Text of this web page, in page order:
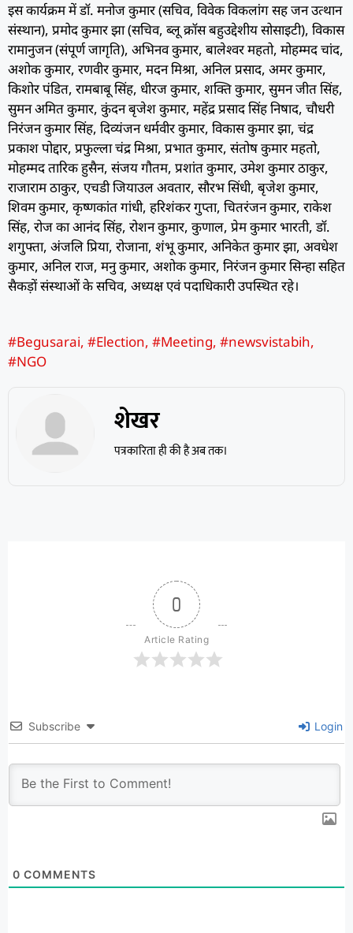
इस कार्यक्रम में डॉ. मनोज कुमार (सचिव, विवेक विकलांग सह जन उत्थान
संस्थान), प्रमोद कुमार झा (सचिव, ब्लू क्रॉस बहुउद्देशीय सोसाइटी), विकास
रामानुजन (संपूर्ण जागृति), अभिनव कुमार, बालेश्वर महतो, मोहम्मद चांद,
अशोक कुमार, रणवीर कुमार, मदन मिश्रा, अनिल प्रसाद, अमर कुमार,
किशोर पंडित, रामबाबू सिंह, धीरज कुमार, शक्ति कुमार, सुमन जीत सिंह,
सुमन अमित कुमार, कुंदन बृजेश कुमार, महेंद्र प्रसाद सिंह निषाद, चौधरी
निरंजन कुमार सिंह, दिव्यंजन धर्मवीर कुमार, विकास कुमार झा, चंद्र
प्रकाश पोद्दार, प्रफुल्ला चंद्र मिश्रा, प्रभात कुमार, संतोष कुमार महतो,
मोहम्मद तारिक हुसैन, संजय गौतम, प्रशांत कुमार, उमेश कुमार ठाकुर,
राजाराम ठाकुर, एचडी जियाउल अवतार, सौरभ सिंधी, बृजेश कुमार,
शिवम कुमार, कृष्णकांत गांधी, हरिशंकर गुप्ता, चितरंजन कुमार, राकेश
सिंह, रोज का आनंद सिंह, रोशन कुमार, कुणाल, प्रेम कुमार भारती, डॉ.
शगुफ्ता, अंजलि प्रिया, रोजाना, शंभू कुमार, अनिकेत कुमार झा, अवधेश
कुमार, अनिल राज, मनु कुमार, अशोक कुमार, निरंजन कुमार सिन्हा सहित
सैकड़ों संस्थाओं के सचिव, अध्यक्ष एवं पदाधिकारी उपस्थित रहे।
#Begusarai, #Election, #Meeting, #newsvistabih,
#NGO
शेखर
पत्रकारिता ही की है अब तक।
0
Article Rating
Subscribe Login
0 COMMENTS